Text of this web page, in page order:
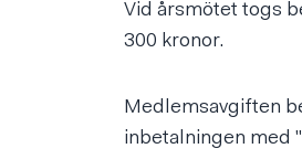
Vid årsmötet togs
300 kronor.
Medlemsavgiften
inbetalningen med